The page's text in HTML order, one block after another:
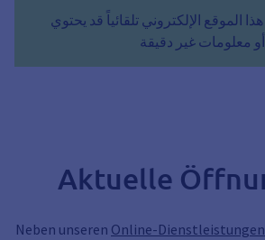
الموقع الإلكتروني تلقائياً قد يحتوي
معلومات غير دقيقة
Aktuelle
Neben unseren Online-Dienstleistungen